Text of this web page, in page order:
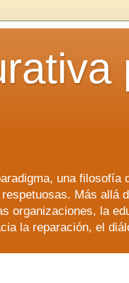
una filosofía
Más allá
organizaciones, la
la reparación, el